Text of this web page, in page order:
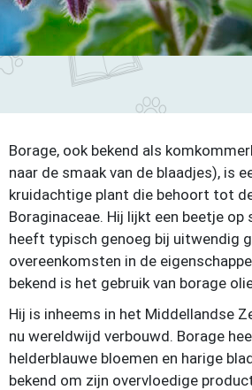
Borage, ook bekend als
naar de smaak van de blaadjes), is
kruidachtige plant die behoort tot
Boraginaceae. Hij lijkt een beetje op
heeft typisch genoeg bij uitwendig
overeenkomsten in de
bekend is het gebruik van borage
Hij is inheems in het Middellandse
nu wereldwijd verbouwd. Borage
helderblauwe bloemen en harige
bekend om zijn overvloedige